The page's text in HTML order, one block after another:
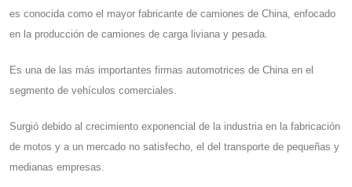
es conocida como el mayor fabricante de camiones de China, enfocado
en la producción de camiones de carga liviana y pesada.
Es una de las más importantes firmas automotrices de China en el
segmento de vehículos comerciales.
Surgió debido al crecimiento exponencial de la industria en la fabricación
de motos y a un mercado no satisfecho, el del transporte de pequeñas y
medianas empresas.